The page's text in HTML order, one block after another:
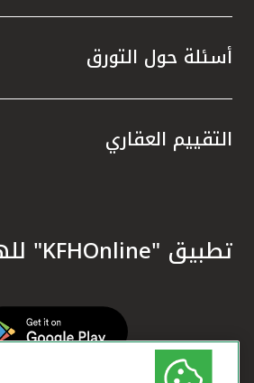
أسئلة حول التورق
التقييم العقاري
تطبيق "KFHOnline" للهواتف الذكية